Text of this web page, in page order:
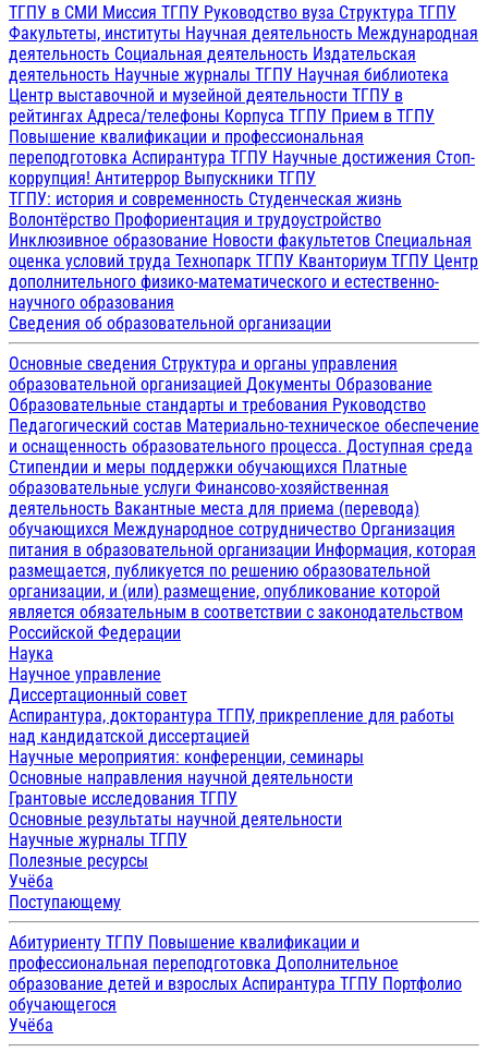
ТГПУ в СМИ Миссия ТГПУ Руководство вуза Структура ТГПУ
Факультеты, институты Научная деятельность Международная
деятельность Социальная деятельность Издательская
деятельность Научные журналы ТГПУ Научная библиотека
Центр выставочной и музейной деятельности ТГПУ в
рейтингах Адреса/телефоны Корпуса ТГПУ Прием в ТГПУ
Повышение квалификации и профессиональная
переподготовка Аспирантура ТГПУ Научные достижения Стоп-
коррупция! Антитеррор Выпускники ТГПУ
ТГПУ: история и современность Студенческая жизнь
Волонтёрство Профориентация и трудоустройство
Инклюзивное образование Новости факультетов Специальная
оценка условий труда Технопарк ТГПУ Кванториум ТГПУ Центр
дополнительного физико-математического и естественно-
научного образования
Сведения об образовательной организации
Основные сведения Структура и органы управления
образовательной организацией Документы Образование
Образовательные стандарты и требования Руководство
Педагогический состав Материально-техническое обеспечение
и оснащенность образовательного процесса. Доступная среда
Стипендии и меры поддержки обучающихся Платные
образовательные услуги Финансово-хозяйственная
деятельность Вакантные места для приема (перевода)
обучающихся Международное сотрудничество Организация
питания в образовательной организации Информация, которая
размещается, публикуется по решению образовательной
организации, и (или) размещение, опубликование которой
является обязательным в соответствии с законодательством
Российской Федерации
Наука
Научное управление
Диссертационный совет
Аспирантура, докторантура ТГПУ, прикрепление для работы
над кандидатской диссертацией
Научные мероприятия: конференции, семинары
Основные направления научной деятельности
Грантовые исследования ТГПУ
Основные результаты научной деятельности
Научные журналы ТГПУ
Полезные ресурсы
Учёба
Поступающему
Абитуриенту ТГПУ Повышение квалификации и
профессиональная переподготовка Дополнительное
образование детей и взрослых Аспирантура ТГПУ Портфолио
обучающегося
Учёба